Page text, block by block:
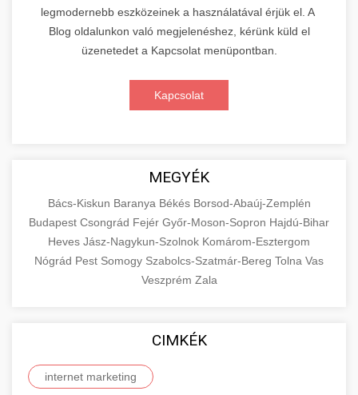
legmodernebb eszközeinek a használatával érjük el. A
Blog oldalunkon való megjelenéshez, kérünk küld el
üzenetedet a Kapcsolat menüpontban.
Kapcsolat
MEGYÉK
Bács-Kiskun Baranya Békés Borsod-Abaúj-Zemplén
Budapest Csongrád Fejér Győr-Moson-Sopron Hajdú-Bihar
Heves Jász-Nagykun-Szolnok Komárom-Esztergom
Nógrád Pest Somogy Szabolcs-Szatmár-Bereg Tolna Vas
Veszprém Zala
CIMKÉK
internet marketing